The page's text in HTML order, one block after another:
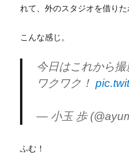
れて、外のスタジオを借りた
こんな感じ。
今日はこれから撮
ワクワク！
— 小玉 歩
ふむ！